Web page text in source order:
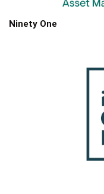
Ninety One